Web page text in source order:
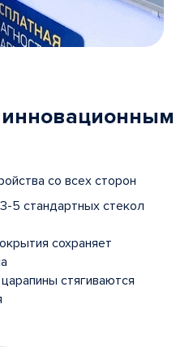
инновационным
со всех сторон
5 стандартных стекол
сохраняет
стягиваются